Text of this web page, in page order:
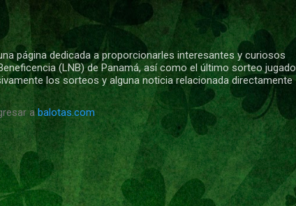
Ir al contenido principal
página dedicada a proporcionarles interesantes y curiosos
(LNB) de Panamá, así como el último sorteo jugado
los sorteos y alguna noticia relacionada directamente
abalotas.com